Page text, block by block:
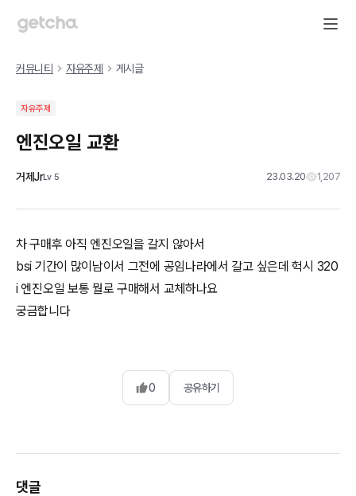
커뮤니티 자유주제 게시글
자유주제
엔진오일 교환
거제JrLv 5 23.03.20 1,207
차 구매후 아직 엔진오일을 갈지 않아서
bsi 기간이 많이남이서 그전에 공임나라에서 갈고 싶은데 헉시 320
i 엔진오일 보통 뭘로 구매해서 교체하나요
궁금합니다
0 공유하기
댓글